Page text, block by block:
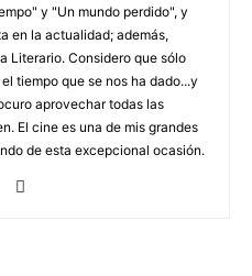
y "Un mundo perdido", y
en la actualidad; además,
Literario. Considero que sólo
tiempo que se nos ha dado...y
aprovechar todas las
El cine es una de mis grandes
de esta excepcional ocasión.